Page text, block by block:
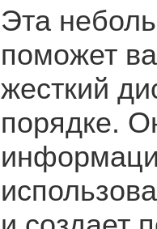
Эта
поможет
жесткий
порядке.